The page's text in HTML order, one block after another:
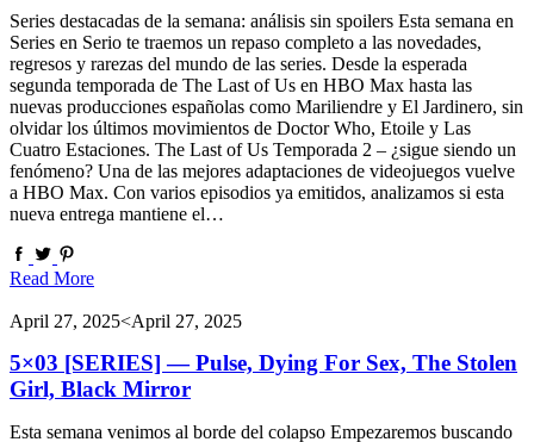
Series destacadas de la semana: análisis sin spoilers Esta semana en
Series en Serio te traemos un repaso completo a las novedades,
regresos y rarezas del mundo de las series. Desde la esperada
segunda temporada de The Last of Us en HBO Max hasta las
nuevas producciones españolas como Mariliendre y El Jardinero, sin
olvidar los últimos movimientos de Doctor Who, Etoile y Las
Cuatro Estaciones. The Last of Us Temporada 2 – ¿sigue siendo un
fenómeno? Una de las mejores adaptaciones de videojuegos vuelve
a HBO Max. Con varios episodios ya emitidos, analizamos si esta
nueva entrega mantiene el…
Read More
April 27, 2025<April 27, 2025
5×03 [SERIES] — Pulse, Dying For Sex, The Stolen
Girl, Black Mirror
Esta semana venimos al borde del colapso Empezaremos buscando